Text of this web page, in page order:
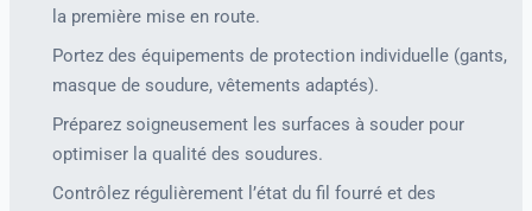
la première mise en route.
Portez des équipements de protection individuelle (gants,
masque de soudure, vêtements adaptés).
Préparez soigneusement les surfaces à souder pour
optimiser la qualité des soudures.
Contrôlez régulièrement l’état du fil fourré et des